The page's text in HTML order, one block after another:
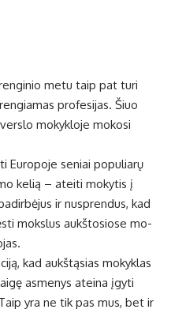
me­tu taip pat tu­ri
pro­fe­si­jas. Šiuo
mo­kyk­lo­je mo­ko­si
Eu­ro­po­je se­niai po­pu­lia­rų
ke­lią – at­ei­ti mo­ky­tis į
ir nu­spren­dus, kad
moks­lus aukš­to­sio­se mo­
kad aukš­tą­sias mo­kyk­las
as­me­nys at­ei­na įgy­ti
yra ne tik pas mus, bet ir